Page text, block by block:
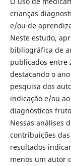
crianças
e/ou de
Neste estudo,
bibliográfica de
publicados entre
destacando o
pesquisa dos
indicação e/ou
diagnósticos
Nessas análises
contribuições
resultados
menos um autor